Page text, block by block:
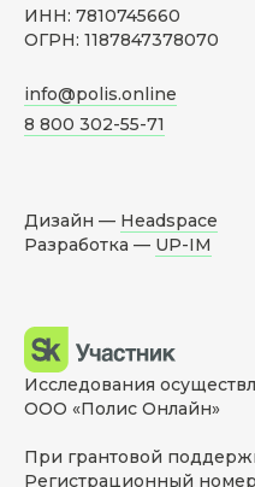
ИНН: 7810745660
ОГРН: 1187847378070
info@polis.online
8 800 302-55-71
Дизайн — Headspace
Разработка — UP-IM
Исследования
ООО «Полис Онлайн»
При грантовой
Регистрационный